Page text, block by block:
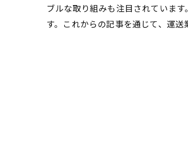
ブルな取り組みも注目されていま
す。これからの記事を通じて、運